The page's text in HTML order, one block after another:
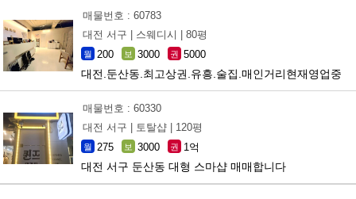
매물번호 : 60783
대전 서구 |
스웨디시 | 80평
월 200 보 3000 권 5000
대전.둔산동.최고상권.유흥.술집.매인거리현재영업중
매물번호 : 60330
대전 서구 |
토탈샵 | 120평
월 275 보 3000 권 1억
대전 서구 둔산동 대형 스마샵 매매합니다